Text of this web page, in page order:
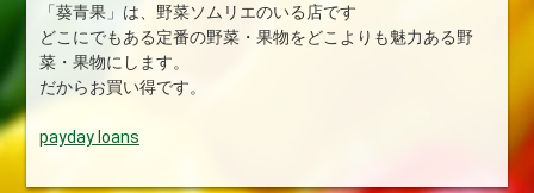
「葵青果」は、野菜ソムリエのいる店です
どこにでもある定番の野菜・果物をどこよりも魅力ある野
菜・果物にします。
だからお買い得です。
payday loans